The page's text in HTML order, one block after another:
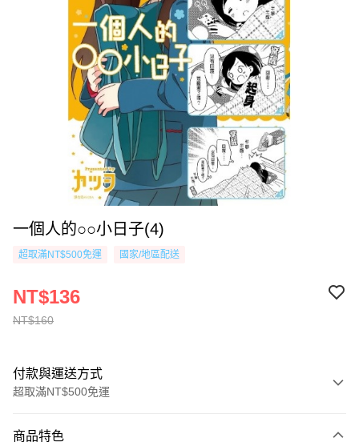
一個人的○○小日子(4)
超取滿NT$500免運 國家/地區配送
NT$160
NT$136
付款與運送方式
超取滿NT$500免運
商品特色